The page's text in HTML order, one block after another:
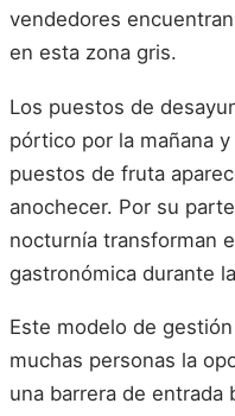
vendedores
en esta zona gris.
Los puestos de
pórtico por la mañana
puestos de fruta
anochecer. Por su
nocturnía transforman
gastronómica durante
Este modelo de
muchas personas la
una barrera de entrada